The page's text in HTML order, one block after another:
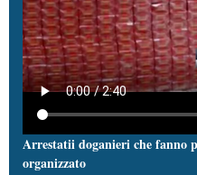
Arrestatii doganieri che fanno
organizzato